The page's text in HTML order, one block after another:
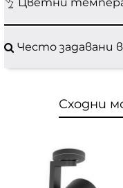
Често задавани
Сходни